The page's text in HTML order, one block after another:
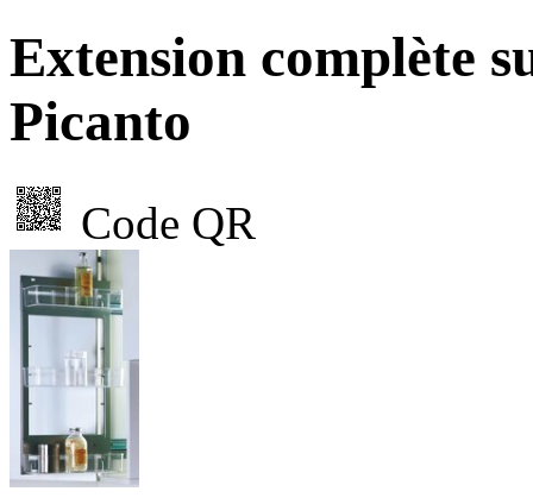
Extension complète
Picanto
Code QR